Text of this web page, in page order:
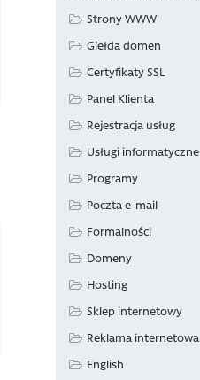
Strony WWW
Giełda domen
Certyfikaty SSL
Panel Klienta
Rejestracja usług
Usługi informatyczne
Programy
Poczta e-mail
Formalności
Domeny
Hosting
Sklep internetowy
Reklama internetowa
English